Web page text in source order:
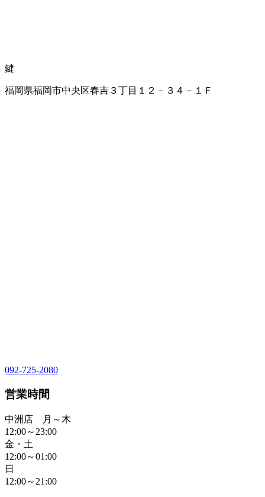
鍵
福岡県福岡市中央区春吉３丁目１２－３４－１Ｆ
092-725-2080
営業時間
中洲店 月～木
12:00～23:00
金・土
12:00～01:00
日
12:00～21:00